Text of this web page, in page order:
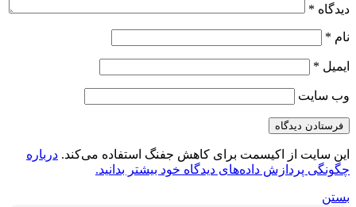
دیدگاه *
نام *
ایمیل *
وب‌ سایت
این سایت از اکیسمت برای کاهش جفنگ استفاده می‌کند. درباره
چگونگی پردازش داده‌های دیدگاه خود بیشتر بدانید.
بستن